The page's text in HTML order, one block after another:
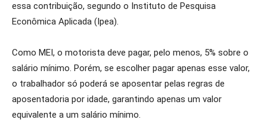
essa contribuição, segundo o Instituto de Pesquisa
Econômica Aplicada (Ipea).
Como MEI, o motorista deve pagar, pelo menos, 5% sobre o
salário mínimo. Porém, se escolher pagar apenas esse valor,
o trabalhador só poderá se aposentar pelas regras de
aposentadoria por idade, garantindo apenas um valor
equivalente a um salário mínimo.